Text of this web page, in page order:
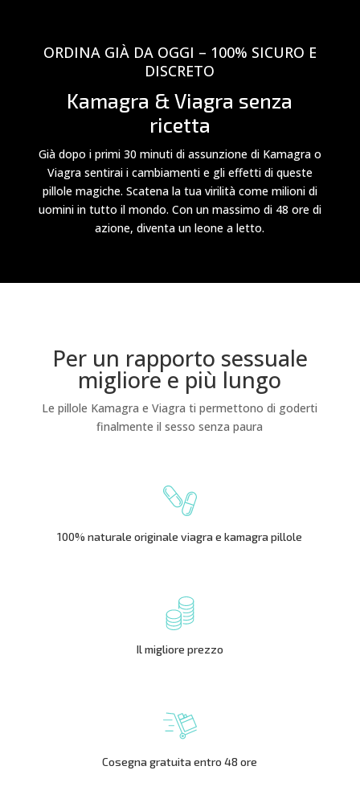
ORDINA GIÀ DA OGGI – 100% SICURO E
DISCRETO
Kamagra & Viagra senza
ricetta
Già dopo i primi 30 minuti di assunzione di Kamagra o
Viagra sentirai i cambiamenti e gli effetti di queste
pillole magiche. Scatena la tua virilità come milioni di
uomini in tutto il mondo. Con un massimo di 48 ore di
azione, diventa un leone a letto.
Per un rapporto sessuale
migliore e più lungo
Le pillole Kamagra e Viagra ti permettono di goderti
finalmente il sesso senza paura
100% naturale originale viagra e kamagra pillole
Il migliore prezzo
Cosegna gratuita entro 48 ore